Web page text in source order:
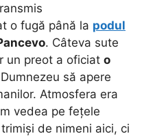
o fugă până la podul
. Câteva sute
un preot a oficiat o
să apere
Atmosfera era
vedea pe fețele
de nimeni aici, ci